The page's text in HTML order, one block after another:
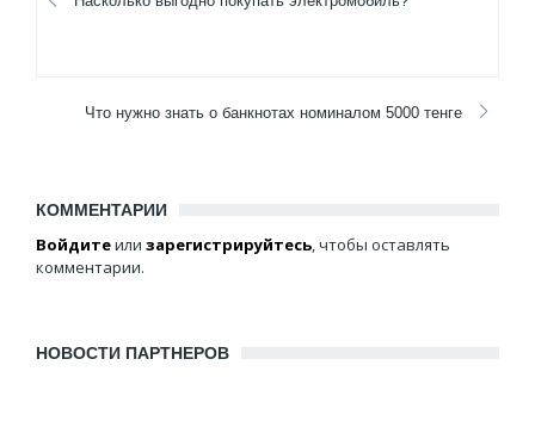
Что нужно знать о банкнотах номиналом 5000 тенге
КОММЕНТАРИИ
Войдитеили зарегистрируйтесь, чтобы оставлять
комментарии.
НОВОСТИ ПАРТНЕРОВ